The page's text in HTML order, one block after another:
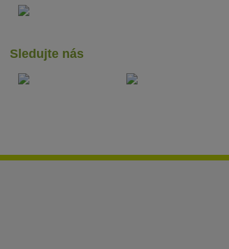
Sledujte nás